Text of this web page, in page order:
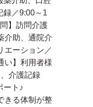
録／9:00～1
】訪問介護
介助、通院介
エーション／
い】利用者様
介護記録
ート♪
きる体制が整